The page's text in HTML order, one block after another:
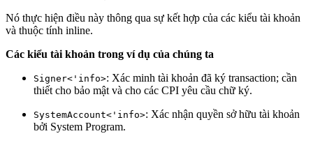
Nó thực hiện điều này thông qua sự kết hợp của các kiểu tài khoản
và thuộc tính inline.
Các kiểu tài khoản trong ví dụ của chúng ta
Signer<'info>: Xác minh tài khoản đã ký transaction; cần
thiết cho bảo mật và cho các CPI yêu cầu chữ ký.
SystemAccount<'info>: Xác nhận quyền sở hữu tài khoản
bởi System Program.